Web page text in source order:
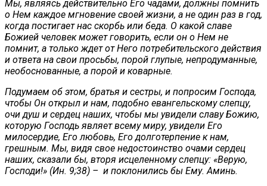
Мы, являясь действительно Его чадами, должны помнить
о Нем каждое мгновение своей жизни, а не один раз в год,
когда постигает нас скорбь или беда. О какой славе
Божией человек может говорить, если он о Нем не
помнит, а только ждет от Него потребительского действия
и ответа на свои просьбы, порой глупые, непродуманные,
необоснованные, а порой и коварные.
Подумаем об этом, братья и сестры, и попросим Господа,
чтобы Он открыл и нам, подобно евангельскому слепцу,
очи душ и сердец наших, чтобы мы увидели славу Божию,
которую Господь являет всему миру, увидели Его
милосердие, Его любовь, Его долготерпение к нам,
грешным. Мы, видя свое недостоинство очами сердец
наших, сказали бы, вторя исцеленному слепцу: «Верую,
Господи!» (Ин. 9;38) – и поклонились бы Ему. Аминь.